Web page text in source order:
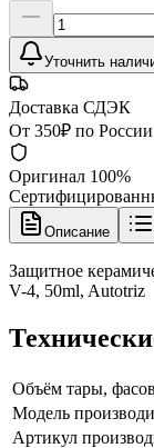
Уточнить
Доставка СДЭК
От 350₽ по России
Оригинал 100%
Описание
Защитное
V-4, 50ml, Autotriz
Объём тары,
Модель
Артикул